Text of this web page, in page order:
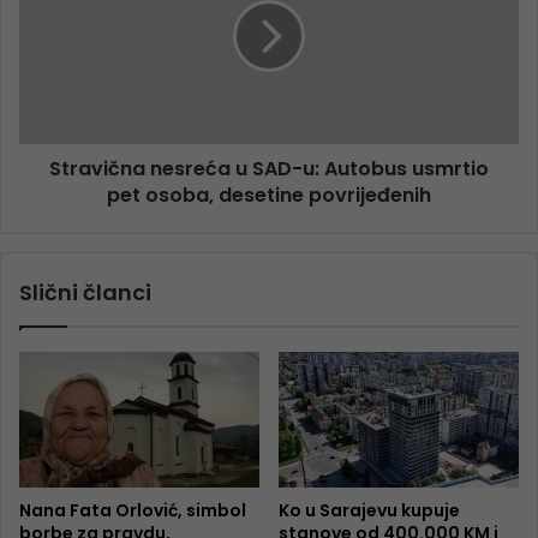
Stravična nesreća u SAD-u: Autobus usmrtio
pet osoba, desetine povrijeđenih
Slični članci
Nana Fata Orlović, simbol
borbe za pravdu,
Ko u Sarajevu kupuje
stanove od 400.000 KM i